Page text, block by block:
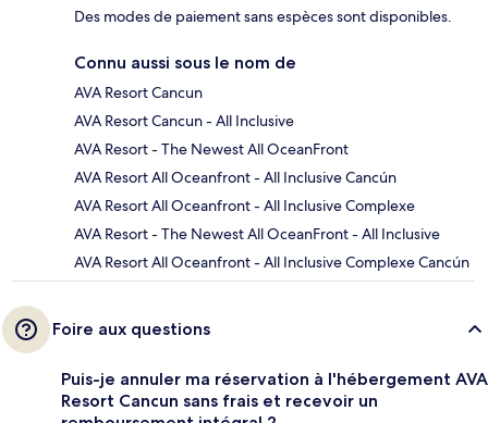
Des modes de paiement sans espèces sont disponibles.
Connu aussi sous le nom de
AVA Resort Cancun
AVA Resort Cancun - All Inclusive
AVA Resort - The Newest All OceanFront
AVA Resort All Oceanfront - All Inclusive Cancún
AVA Resort All Oceanfront - All Inclusive Complexe
AVA Resort - The Newest All OceanFront - All Inclusive
AVA Resort All Oceanfront - All Inclusive Complexe Cancún
Foire aux questions
Puis-je annuler ma réservation à l'hébergement AVA
Resort Cancun sans frais et recevoir un